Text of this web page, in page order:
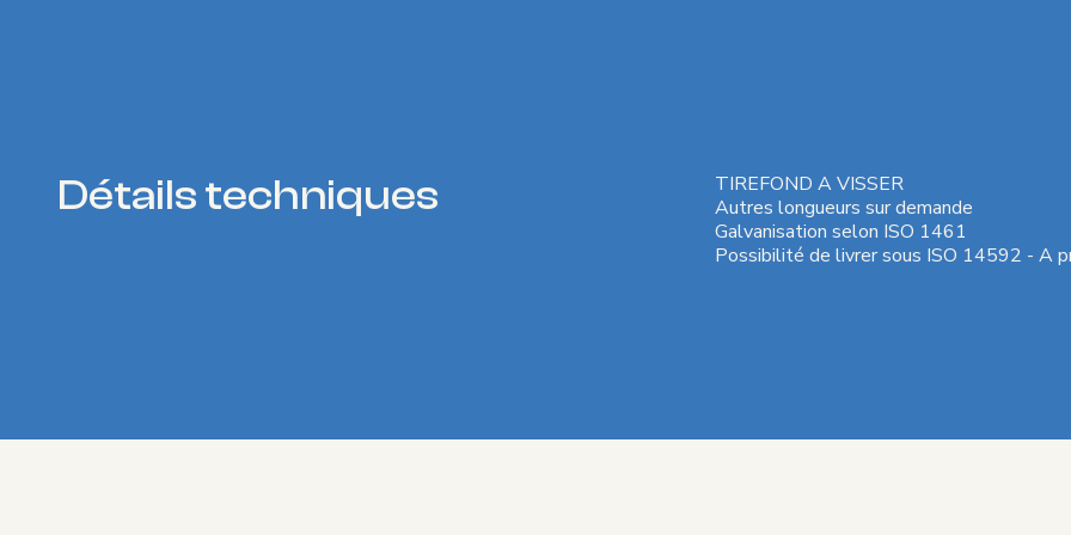
Détails techniques
TIREFOND A VISSER
Autres longueurs sur demande
Galvanisation selon ISO 1461
Possibilité de livrer sous ISO 14592 - A